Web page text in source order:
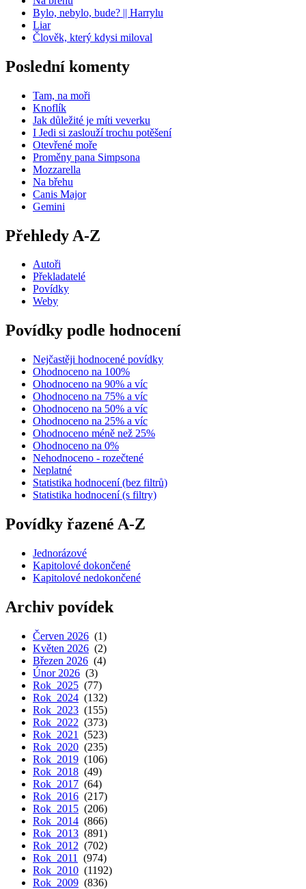
Bylo, nebylo, bude? || Harrylu
Liar
Člověk, který kdysi miloval
Poslední komenty
Tam, na moři
Knoflík
Jak důležité je míti veverku
I Jedi si zaslouží trochu potěšení
Otevřené moře
Proměny pana Simpsona
Mozzarella
Na břehu
Canis Major
Gemini
Přehledy A-Z
Autoři
Překladatelé
Povídky
Weby
Povídky podle hodnocení
Nejčastěji hodnocené povídky
Ohodnoceno na 100%
Ohodnoceno na 90% a víc
Ohodnoceno na 75% a víc
Ohodnoceno na 50% a víc
Ohodnoceno na 25% a víc
Ohodnoceno méně než 25%
Ohodnoceno na 0%
Nehodnoceno - rozečtené
Neplatné
Statistika hodnocení (bez filtrů)
Statistika hodnocení (s filtry)
Povídky řazené A-Z
Jednorázové
Kapitolové dokončené
Kapitolové nedokončené
Archiv povídek
Červen 2026 (1)
Květen 2026 (2)
Březen 2026 (4)
Únor 2026 (3)
Rok 2025 (77)
Rok 2024 (132)
Rok 2023 (155)
Rok 2022 (373)
Rok 2021
(523)
Rok 2020 (235)
Rok 2019 (106)
Rok 2018 (49)
Rok 2017 (64)
Rok 2016 (217)
Rok 2015 (206)
Rok 2014 (866)
Rok 2013 (891)
Rok 2012 (702)
Rok 2011
(974)
Rok 2010 (1192)
Rok 2009 (836)